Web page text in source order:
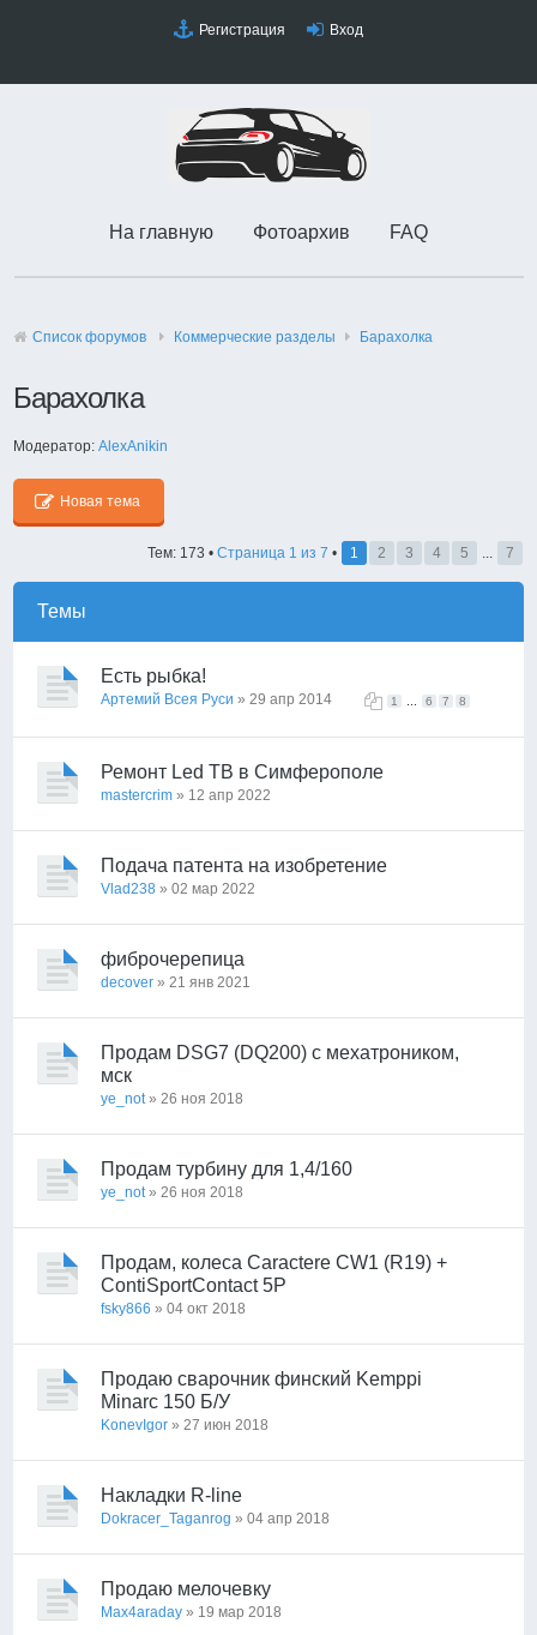
Регистрация Вход
На главную Фотоархив FAQ
Список форумов Коммерческие разделы Барахолка
Барахолка
Модератор:AlexAnikin
Новая тема
Тем: 173 • Страница 1 из 7 • 1 2 3 4 5 ... 7
Темы
Есть рыбка!
1 6 7 8
Артемий Всея Руси » 29 апр 2014
Ремонт Led ТВ в Симферополе
mastercrim » 12 апр 2022
Подача патента на изобретение
Vlad238 » 02 мар 2022
фиброчерепица
decover » 21 янв 2021
Продам DSG7 (DQ200) с мехатроником,
мск
ye_not» 26 ноя 2018
Продам турбину для 1,4/160
ye_not» 26 ноя 2018
Продам, колеса Caractere CW1 (R19) +
ContiSportContact 5P
fsky866 » 04 окт 2018
Продаю сварочник финский Kemppi
Minarc 150 Б/У
KonevIgor » 27 июн 2018
Накладки R-line
Dokracer_Taganrog » 04 апр 2018
Продаю мелочевку
Max4araday » 19 мар 2018